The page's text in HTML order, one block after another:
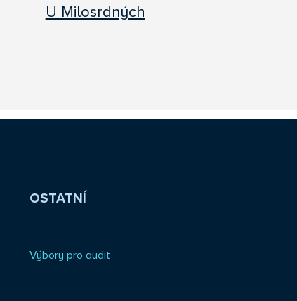
U Milosrdných
OSTATNÍ
Výbory pro audit